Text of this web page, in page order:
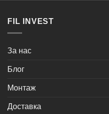
FIL INVEST
За нас
Блог
Монтаж
Доставка